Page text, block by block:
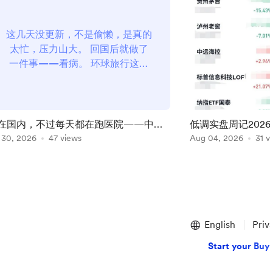
这几天没更新，不是偷懒，是真的
太忙，压力山大。 回国后就做了
一件事——看病。 环球旅行这么
年新冠疫情期间墨尔本封城时，每
天关在家里刷手机，右手中指反复
国内，不过每天都在跑医院——中澳
的真实体验对比，顺便请大家帮我出
2026 47 views
低调实盘周记
预期, AI硬件股大
Aug 04, 2026 31
English
Start your